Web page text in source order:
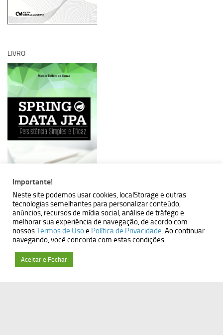
LIVRO
Importante!
Neste site podemos usar cookies, localStorage e outras
tecnologias semelhantes para personalizar conteúdo,
anúncios, recursos de mídia social, análise de tráfego e
melhorar sua experiência de navegação, de acordo com
nossosTermos de Usoe Política de Privacidade. Ao continuar
navegando, você concorda com estas condições.
Aceitar e Fechar